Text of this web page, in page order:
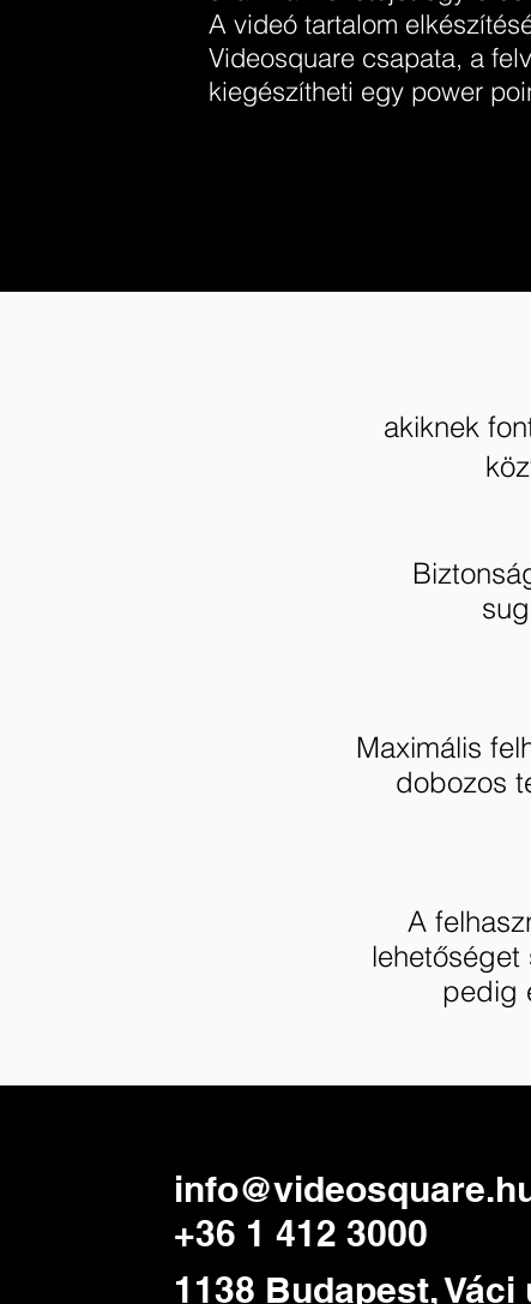
A videó tartalom
Videosquare csapata, a
kiegészítheti egy power
akiknek
Maximális
dobozos
A
pedig
+36 1 412 3000
1138 Budapest, Váci